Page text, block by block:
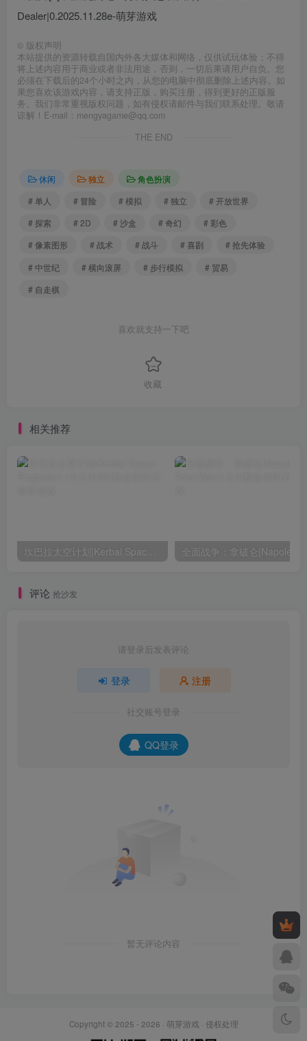
© 版权声明
本站提供的资源转载自国内外各大媒体和网络，仅供试玩体验；不得
将上述内容用于商业或者非法用途，否则，一切后果请用户自负。您
必须在下载后的24个小时之内，从您的电脑中彻底删除上述内容。如
果您喜欢该游戏内容，请支持正版，购买注册，得到更好的正版服
务。我们非常重视版权问题，如有侵权请邮件与我们联系处理。敬请
谅解！E-mail：mengyagame@qq.com
THE END
休闲 独立
角色扮演
# 单人
# 冒险 # 模拟 # 独立
# 开放世界
# 探索
# 2D # 沙盒 # 奇幻
# 彩色
# 像素图形
# 战术 # 战斗 # 喜剧
# 抢先体验
# 中世纪
# 横向滚屏 # 步行模拟
# 贸易
# 自走棋
喜欢就支持一下吧
收藏
相关推荐
评论 抢沙发
请登录后发表评论
登录 注册
社交账号登录
QQ登录
暂无评论内容
Copyright © 2025 - 2026 · 萌芽游戏 · 侵权处理